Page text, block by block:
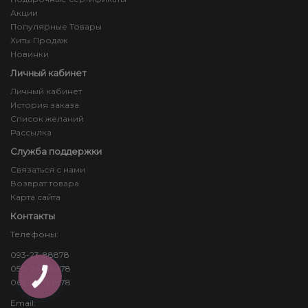
Акции
Популярные Товары
Хиты Продаж
Новинки
Личный кабинет
Личный кабинет
История заказа
Список желаний
Рассылка
Служба поддержки
Связаться с нами
Возврат товара
Карта сайта
Контакты
Телефоны:
093-23-88878
050-24-88878
068-83-88878
Email:
КНОПКА
ЗВ'ЯЗКУ